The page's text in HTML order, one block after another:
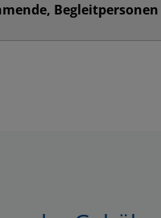
Begleitpersonen